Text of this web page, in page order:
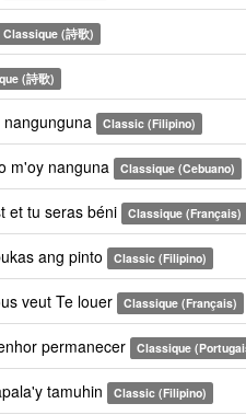
Classique (詩歌)
(詩歌)
Classic (Filipino)
m'oy nanguna Classique (Cebuano)
et tu seras béni Classique (Français)
ang pinto Classic (Filipino)
veut Te louer Classique (Français)
permanecer Classique
tamuhin Classic (Filipino)